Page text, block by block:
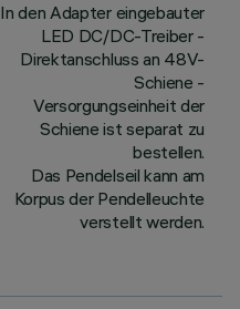
In den Adapter eingebauter
LED DC/DC-Treiber -
Direktanschluss an 48V-
Schiene -
Versorgungseinheit der
Schiene ist separat zu
bestellen.
Das Pendelseil kann am
Korpus der Pendelleuchte
verstellt werden.